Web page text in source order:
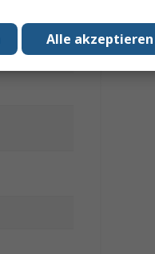
Alle akzeptieren